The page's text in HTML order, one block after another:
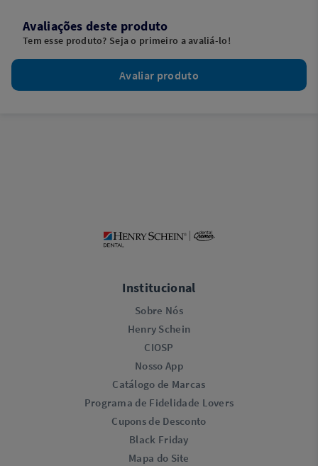
Avaliações deste produto
Tem esse produto? Seja o primeiro a avaliá-lo!
Avaliar produto
Institucional
Sobre Nós
Henry Schein
CIOSP
Nosso App
Catálogo de Marcas
Programa de Fidelidade Lovers​
Cupons de Desconto
Black Friday
Mapa do Site